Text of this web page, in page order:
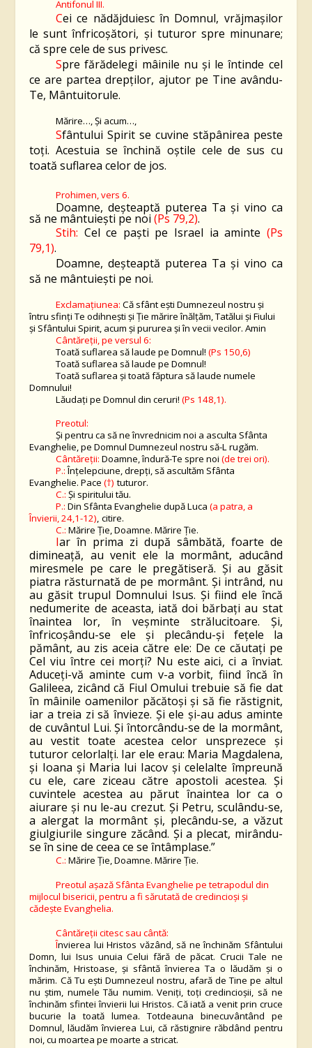
Antifonul III.
Cei ce nădăjduiesc în Domnul, vrăjmașilor
le sunt înfricoșători, şi tuturor spre minunare;
că spre cele de sus privesc.
Spre fărădelegi mâinile nu şi le întinde cel
ce are partea drepţilor, ajutor pe Tine avându-
Te, Mântuitorule.
Mărire…, Şi acum…,
Sfântului Spirit se cuvine stăpânirea peste
toţi. Acestuia se închină oştile cele de sus cu
toată suflarea celor de jos.
Prohimen, vers 6.
Doamne, deșteaptă puterea Ta și vino ca
să ne mântuiești pe noi (Ps 79,2).
Stih: Cel ce paști pe Israel ia aminte (Ps
79,1).
Doamne, deșteaptă puterea Ta și vino ca
să ne mântuiești pe noi.
Exclamaţiunea: Că sfânt ești Dumnezeul nostru și
întru sfinți Te odihnești și Ție mărire înălțăm, Tatălui și Fiului
și Sfântului Spirit, acum și pururea și în vecii vecilor. Amin
Cântăreții, pe versul 6:
Toată suflarea să laude pe Domnul!(Ps 150,6)
Toată suflarea să laude pe Domnul!
Toată suflarea şi toată făptura să laude numele
Domnului!
Lăudaţi pe Domnul din ceruri!(Ps 148,1).
Preotul:
Și pentru ca să ne învrednicim noi a asculta Sfânta
Evanghelie, pe Domnul Dumnezeul nostru să-L rugăm.
Cântăreții:Doamne, îndură-Te spre noi (de trei ori).
P.:Înțelepciune, drepți, să ascultăm Sfânta
Evanghelie. Pace(†) tuturor.
C.:Și spiritului tău.
P.:Din Sfânta Evanghelie dupăLuca(a patra, a
Învierii,24,1-12), citire.
C.:Mărire Ție, Doamne. Mărire Ție.
Iar în prima zi după sâmbătă, foarte de
dimineaţă, au venit ele la mormânt, aducând
miresmele pe care le pregătiseră. Şi au găsit
piatra răsturnată de pe mormânt. Şi intrând, nu
au găsit trupul Domnului Isus. Şi fiind ele încă
nedumerite de aceasta, iată doi bărbaţi au stat
înaintea lor, în veşminte strălucitoare. Şi,
înfricoşându-se ele şi plecându-şi feţele la
pământ, au zis aceia către ele: De ce căutaţi pe
Cel viu între cei morţi? Nu este aici, ci a înviat.
Aduceţi-vă aminte cum v-a vorbit, fiind încă în
Galileea, zicând că Fiul Omului trebuie să fie dat
în mâinile oamenilor păcătoşi şi să fie răstignit,
iar a treia zi să învieze. Şi ele şi-au adus aminte
de cuvântul Lui. Şi întorcându-se de la mormânt,
au vestit toate acestea celor unsprezece şi
tuturor celorlalţi. Iar ele erau: Maria Magdalena,
şi Ioana şi Maria lui Iacov şi celelalte împreună
cu ele, care ziceau către apostoli acestea. Şi
cuvintele acestea au părut înaintea lor ca o
aiurare şi nu le-au crezut. Şi Petru, sculându-se,
a alergat la mormânt şi, plecându-se, a văzut
giulgiurile singure zăcând. Şi a plecat, mirându-
se în sine de ceea ce se întâmplase.”
C.: Mărire Ție, Doamne. Mărire Ție.
Preotul așazăSfânta Evanghelie pe tetrapodul din
mijlocul bisericii, pentru a fi sărutată de credincioși și
cădește Evanghelia.
Cântăreții citesc sau cântă:
Învierea lui Hristos văzând, să ne închinăm Sfântului
Domn, lui Isus unuia Celui fără de păcat. Crucii Tale ne
închinăm, Hristoase, şi sfântă învierea Ta o lăudăm şi o
mărim. Că Tu eşti Dumnezeul nostru, afară de Tine pe altul
nu ştim, numele Tău numim. Veniţi, toţi credincioşii, să ne
închinăm sfintei învierii lui Hristos. Că iată a venit prin cruce
bucurie la toată lumea. Totdeauna binecuvântând pe
Domnul, lăudăm învierea Lui, că răstignire răbdând pentru
noi, cu moartea pe moarte a stricat.